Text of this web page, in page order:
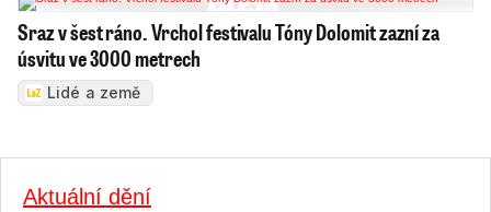
Sraz v šest ráno. Vrchol festivalu Tóny Dolomit zazní za
úsvitu ve 3000 metrech
Lidé a země
Aktuální dění